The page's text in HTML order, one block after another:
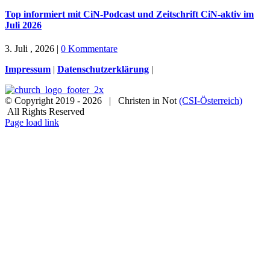
Top informiert mit CiN-Podcast und Zeitschrift CiN-aktiv im
Juli 2026
3. Juli , 2026 | 0 Kommentare
Impressum | Datenschutzerklärung |
© Copyright 2019 - 2026 | Christen in Not (CSI-Österreich)
All Rights Reserved
Facebook
Instagram
X
Spenden
Newsletter
Page load link